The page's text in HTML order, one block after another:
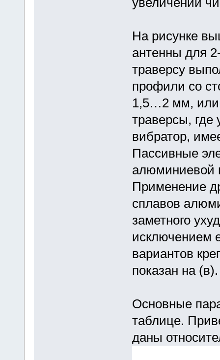
На рисунке
антенны для
траверсу
профили со
1,5…2 мм, или
траверсы,
вибратор,
Пассивные
алюминиевой
Применение
сплавов
заметного
исключением
вариантов
показан на (в).
Основные
таблице.
даны